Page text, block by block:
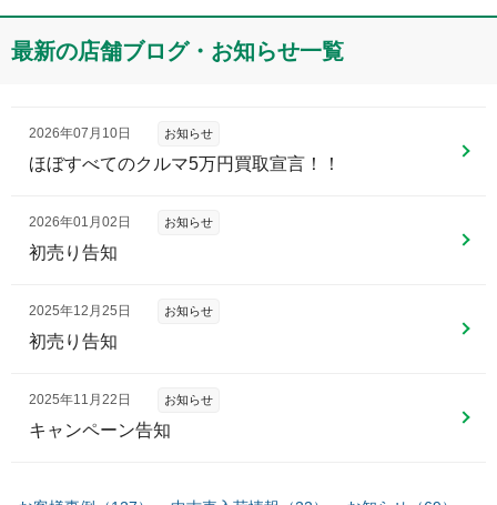
最新の店舗ブログ・お知らせ一覧
2026年07月10日 お知らせ
ほぼすべてのクルマ5万円買取宣言！！
2026年01月02日 お知らせ
初売り告知
2025年12月25日 お知らせ
初売り告知
2025年11月22日 お知らせ
キャンペーン告知